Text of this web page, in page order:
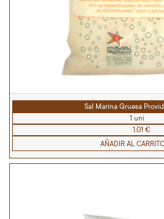
Sal Marina Gruesa
1 uni
1,01 €
AÑADIR AL CARRITO